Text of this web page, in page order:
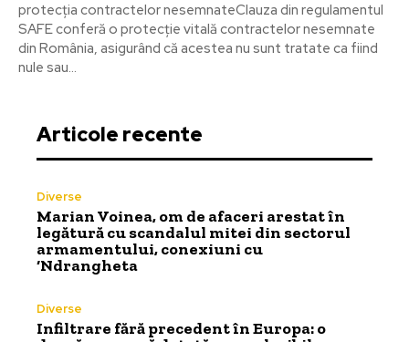
protecția contractelor nesemnateClauza din regulamentul
SAFE conferă o protecție vitală contractelor nesemnate
din România, asigurând că acestea nu sunt tratate ca fiind
nule sau...
Articole recente
Diverse
Marian Voinea, om de afaceri arestat în
legătură cu scandalul mitei din sectorul
armamentului, conexiuni cu
‘Ndrangheta
Diverse
Infiltrare fără precedent în Europa: o